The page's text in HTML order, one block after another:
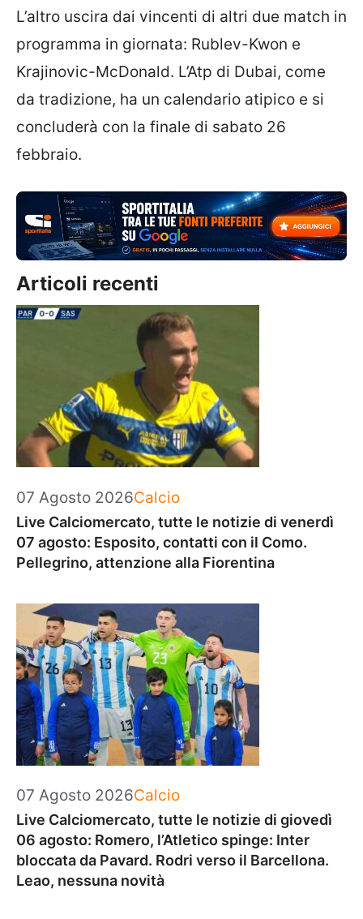
L’altro uscira dai vincenti di altri due match in
programma in giornata: Rublev-Kwon e
Krajinovic-McDonald. L’Atp di Dubai, come
da tradizione, ha un calendario atipico e si
concluderà con la finale di sabato 26
febbraio.
Articoli recenti
07 Agosto 2026Categorie
Calcio
Live Calciomercato, tutte le notizie di venerdì
07 agosto: Esposito, contatti con il Como.
Pellegrino, attenzione alla Fiorentina
07 Agosto 2026Categorie
Calcio
Live Calciomercato, tutte le notizie di giovedì
06 agosto: Romero, l’Atletico spinge: Inter
bloccata da Pavard. Rodri verso il Barcellona.
Leao, nessuna novità